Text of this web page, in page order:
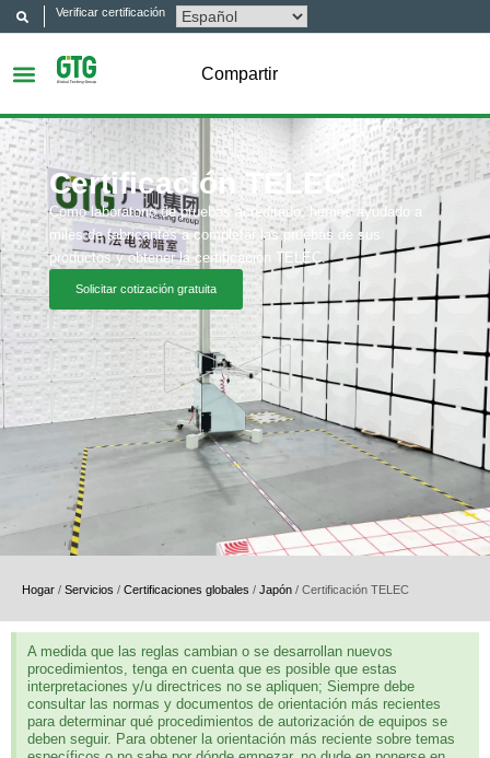
Verificar certificación
Compartir
Certificación TELEC
Como laboratorio de pruebas acreditado, hemos ayudado a
miles de fabricantes a completar las pruebas de sus
productos y obtener la certificación TELEC.
Solicitar cotización gratuita
Hogar / Servicios / Certificaciones globales / Japón / Certificación TELEC
A medida que las reglas cambian o se desarrollan nuevos
procedimientos, tenga en cuenta que es posible que estas
interpretaciones y/u directrices no se apliquen; Siempre debe
consultar las normas y documentos de orientación más recientes
para determinar qué procedimientos de autorización de equipos se
deben seguir. Para obtener la orientación más reciente sobre temas